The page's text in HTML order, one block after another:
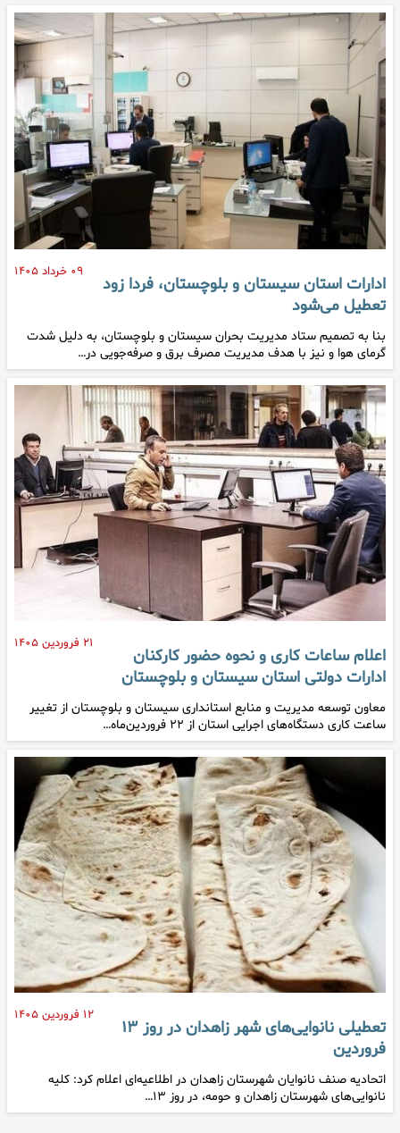
۰۹ خرداد ۱۴۰۵
ادارات استان سیستان و بلوچستان، فردا زود
تعطیل می‌شود
بنا به تصمیم ستاد مدیریت بحران سیستان و بلوچستان، به دلیل شدت
گرمای هوا و نیز با هدف مدیریت مصرف برق و صرفه‌جویی در…
۲۱ فروردین ۱۴۰۵
اعلام ساعات کاری و نحوه حضور کارکنان
ادارات دولتی استان سیستان و بلوچستان
معاون توسعه مدیریت و منابع استانداری سیستان و بلوچستان از تغییر
ساعت کاری دستگاه‌های اجرایی استان از ۲۲ فروردین‌ماه…
۱۲ فروردین ۱۴۰۵
تعطیلی نانوایی‌های شهر زاهدان در روز ۱۳
فروردین
اتحادیه صنف نانوایان شهرستان زاهدان در اطلاعیه‌ای اعلام کرد: کلیه‌
نانوایی‌های شهرستان زاهدان و حومه، در روز ۱۳…